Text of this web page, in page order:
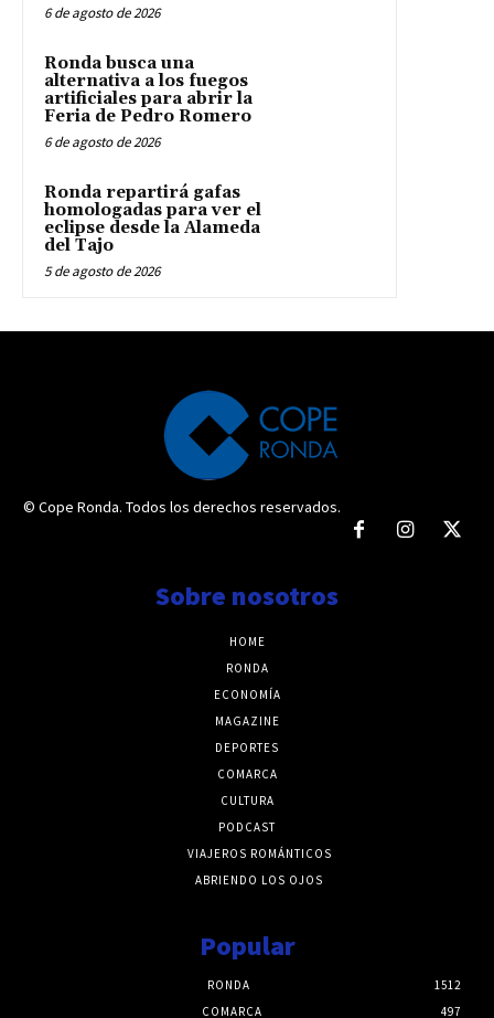
6 de agosto de 2026
Ronda busca una
alternativa a los fuegos
artificiales para abrir la
Feria de Pedro Romero
6 de agosto de 2026
Ronda repartirá gafas
homologadas para ver el
eclipse desde la Alameda
del Tajo
5 de agosto de 2026
© Cope Ronda. Todos los derechos reservados.
Sobre nosotros
HOME
RONDA
ECONOMÍA
MAGAZINE
DEPORTES
COMARCA
CULTURA
PODCAST
VIAJEROS ROMÁNTICOS
ABRIENDO LOS OJOS
Popular
RONDA
1512
COMARCA
497